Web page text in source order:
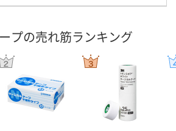
プの売れ筋ランキング